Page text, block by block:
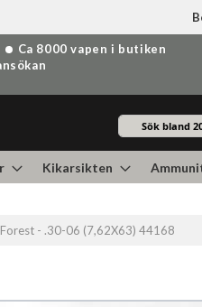
Ca 8000 vapen i butiken
Kikarsikten
- .30-06 (7,62X63) 44168